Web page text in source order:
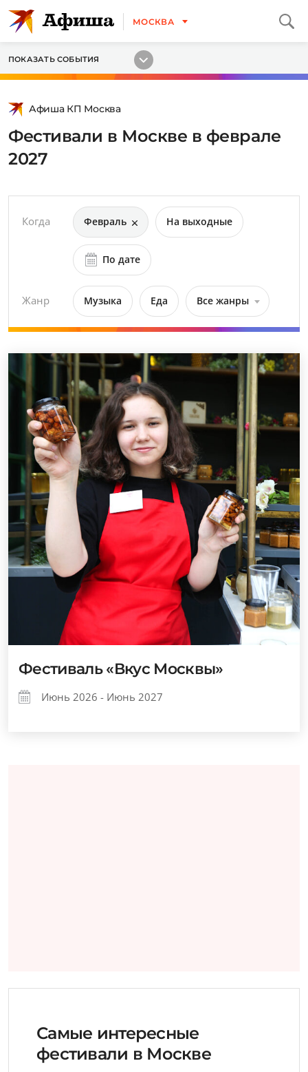
МОСКВА
ПОКАЗАТЬ СОБЫТИЯ
Афиша КП Москва
Фестивали в Москве в феврале
2027
Когда Февраль На выходные
По дате
Жанр Музыка Еда Все жанры
Фестиваль «Вкус Москвы»
Июнь 2026 - Июнь 2027
Самые интересные
фестивали в Москве